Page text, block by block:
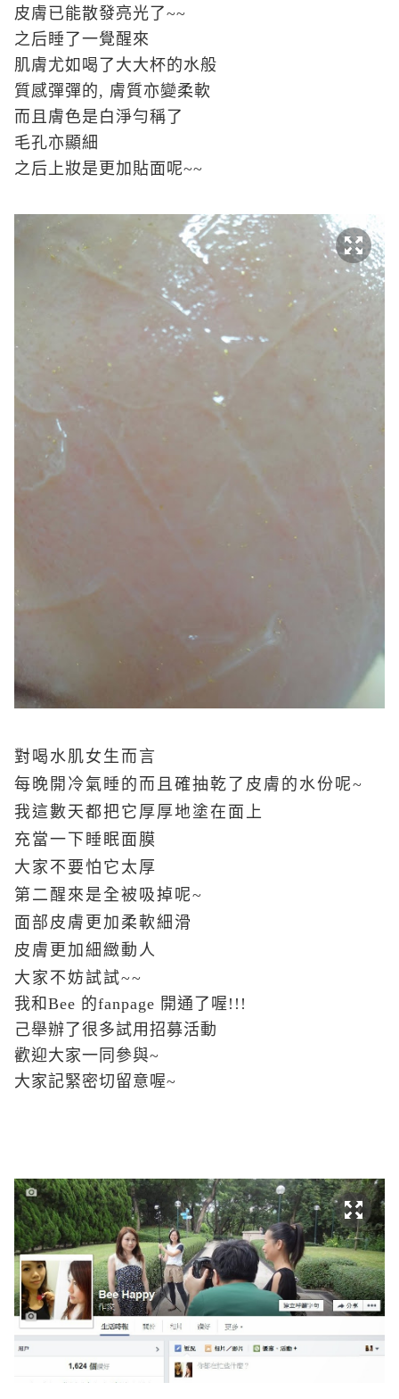
皮膚已能散發亮光了~~
之后睡了一覺醒來
肌膚尤如喝了大大杯的水般
質感彈彈的, 膚質亦變柔軟
而且膚色是白淨勻稱了
毛孔亦顯細
之后上妝是更加貼面呢~~
對喝水肌女生而言
每晚開冷氣睡的而且確抽乾了皮膚的水份呢~
我這數天都把它厚厚地塗在面上
充當一下睡眠面膜
大家不要怕它太厚
第二醒來是全被吸掉呢~
面部皮膚更加柔軟細滑
皮膚更加細緻動人
大家不妨試試~~
我和Bee 的fanpage 開通了喔!!!
己舉辦了很多試用招募活動
歡迎大家一同參與~
大家記緊密切留意喔~